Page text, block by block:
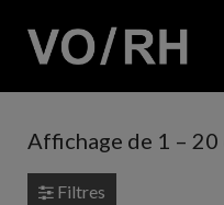
Affichage de 1 – 20
Filtres